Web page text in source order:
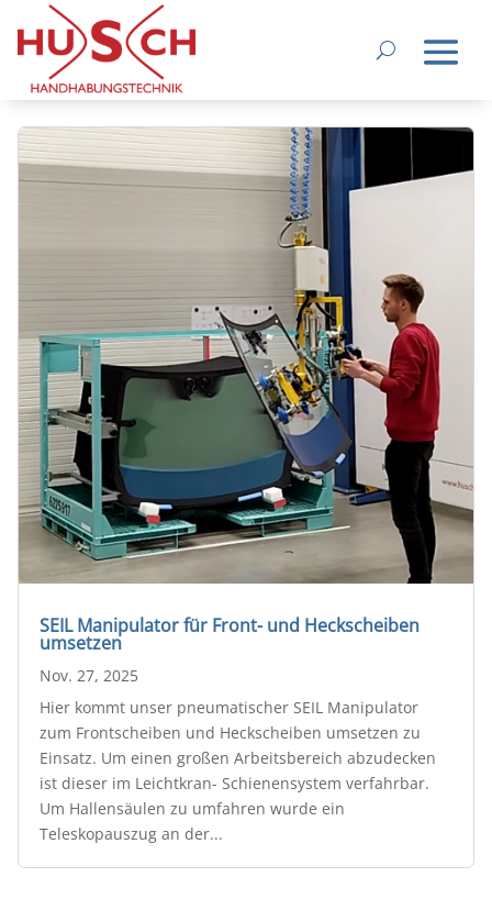
SEIL Manipulator für Front- und Heckscheiben
umsetzen
Nov. 27, 2025
Hier kommt unser pneumatischer SEIL Manipulator
zum Frontscheiben und Heckscheiben umsetzen zu
Einsatz. Um einen großen Arbeitsbereich abzudecken
ist dieser im Leichtkran- Schienensystem verfahrbar.
Um Hallensäulen zu umfahren wurde ein
Teleskopauszug an der...